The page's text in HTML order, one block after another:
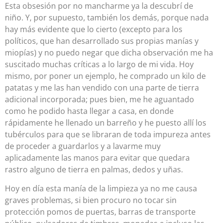
Esta obsesión por no mancharme ya la descubrí de
niño. Y, por supuesto, también los demás, porque nada
hay más evidente que lo cierto (excepto para los
políticos, que han desarrollado sus propias manías y
miopías) y no puedo negar que dicha observación me ha
suscitado muchas críticas a lo largo de mi vida. Hoy
mismo, por poner un ejemplo, he comprado un kilo de
patatas y me las han vendido con una parte de tierra
adicional incorporada; pues bien, me he aguantado
como he podido hasta llegar a casa, en donde
rápidamente he llenado un barreño y he puesto allí los
tubérculos para que se libraran de toda impureza antes
de proceder a guardarlos y a lavarme muy
aplicadamente las manos para evitar que quedara
rastro alguno de tierra en palmas, dedos y uñas.
Hoy en día esta manía de la limpieza ya no me causa
graves problemas, si bien procuro no tocar sin
protección pomos de puertas, barras de transporte